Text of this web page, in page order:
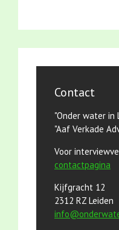
Contact
"Onder water in
"Aaf Verkade
Voor
contactpagina
Kijfgracht 12
2312 RZ Leiden